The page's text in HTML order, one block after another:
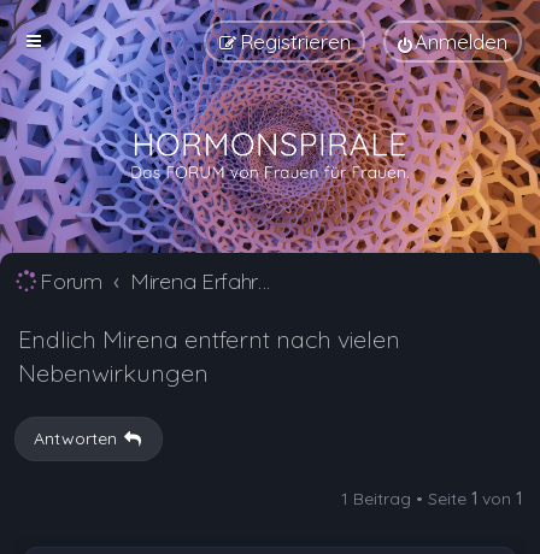
Anmelden
Registrieren
Forum Mirena Erfahrungsberichte und Nebenwirkungen
Endlich Mirena entfernt nach vielen
Nebenwirkungen
Antworten
1 Beitrag • Seite 1 von 1